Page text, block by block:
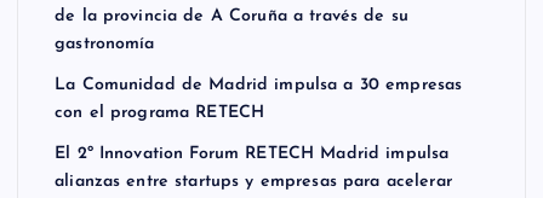
de la provincia de A Coruña a través de su
gastronomía
La Comunidad de Madrid impulsa a 30 empresas
con el programa RETECH
El 2º Innovation Forum RETECH Madrid impulsa
alianzas entre startups y empresas para acelerar